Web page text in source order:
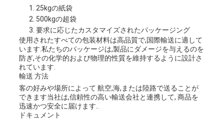
25kgの紙袋
500kgの超袋
要求に応じたカスタマイズされたパッケージング
使用されたすべての包装材料は高品質で,国際輸送に適して
います.私たちのパッケージは,製品にダメージを与えるのを
防ぎ,その化学的および物理的性質を維持するように設計さ
れています.
輸送 方法
客の好みや場所によって 航空,海,または陸路で送ることが
できます当社は,信頼性の高い輸送会社と連携して, 商品を
迅速かつ安全に届けます..
ドキュメント